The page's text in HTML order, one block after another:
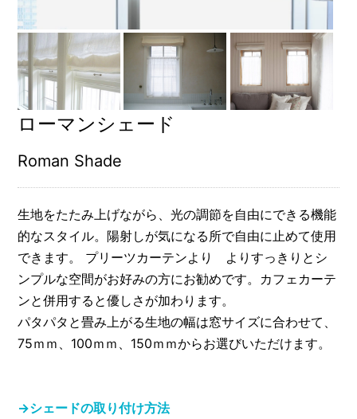
ローマンシェード
Roman Shade
生地をたたみ上げながら、光の調節を自由にできる機能
的なスタイル。陽射しが気になる所で自由に止めて使用
できます。 プリーツカーテンより よりすっきりとシ
ンプルな空間がお好みの方にお勧めです。カフェカーテ
ンと併用すると優しさが加わります。
パタパタと畳み上がる生地の幅は窓サイズに合わせて、
75ｍｍ、100ｍｍ、150ｍｍからお選びいただけます。
→シェードの取り付け方法